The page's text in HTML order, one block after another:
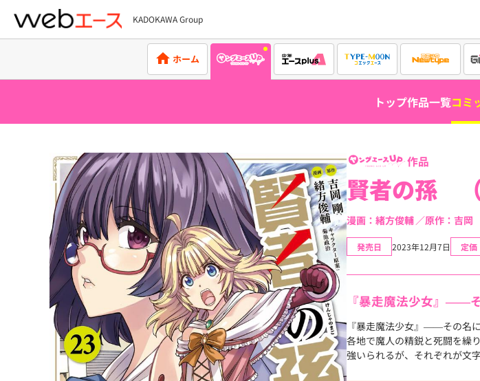
webエース
KADOKAWA Group
ホーム
トップ作品一覧コミ
作品
賢者の孫 （
漫画：緒方俊輔 原作：吉
発売日 2023年12月7日 定価
『暴走魔法少女』――
『暴走魔法少女』――その名
各地で魔人の精鋭と死闘を繰
強いられるが、それぞれが文